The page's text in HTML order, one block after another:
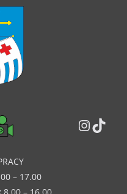
– 17.00